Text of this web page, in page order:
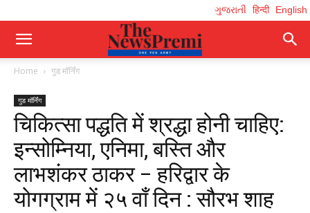
ગુજરાતી हिन्दी English
Home गुड मॉर्निंग
गुड मॉर्निंग
चिकित्सा पद्धति में श्रद्धा होनी चाहिए:
इन्सोम्निया, एनिमा, बस्ति और
लाभशंकर ठाकर – हरिद्वार के
योगग्राम में २५ वॉं दिन : सौरभ शाह